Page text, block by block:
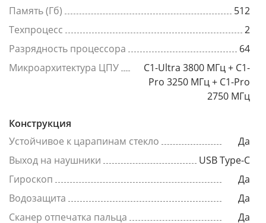
Память (Гб)
512
Техпроцесс
2
Разрядность процессора
64
Микроархитектура ЦПУ
C1-Ultra 3800 МГц + C1-
Pro 3250 МГц + C1-Pro
2750 МГц
Конструкция
Устойчивое к царапинам стекло
Да
Выход на наушники
USB Type-C
Гироскоп
Да
Водозащита
Да
Сканер отпечатка пальца
Да